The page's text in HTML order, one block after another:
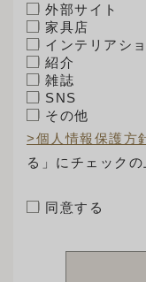
外部サイト
家具店
インテリアシ
紹介
雑誌
SNS
その他
>個人情報保護方
る」にチェック
同意する